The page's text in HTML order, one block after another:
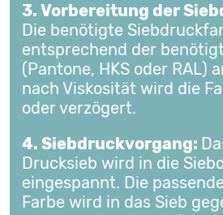
3. Vorbereitung der
Die benötigte
entsprechend der
(Pantone, HKS oder RAL)
nach Viskosität wird die
oder verzögert.
4. Siebdruckvorgang:
Drucksieb wird in die
eingespannt. Die
Farbe wird in das Sieb